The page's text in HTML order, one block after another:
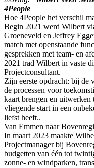
4People
Hoe 4People het verschil
Begin 2021 werd Wilbert
Groeneveld en Jeffrey
match met openstaande
gesprekken met team- en
2021 trad Wilbert in vaste
Projectconsultant.
Zijn eerste opdracht: bij de
de processen voor
kaart brengen en uitwerken
vliegende start in een
liefst heeft..
Van Emmen naar
In maart 2023 maakte
Projectmanager bij
budgetten van één tot
zonne- en windparken,